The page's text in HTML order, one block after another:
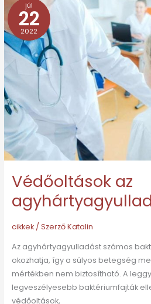
júl
22
2022
Védőoltások az
cikkek/ SzerzőKatalin
Az agyhártyagyulladást számos
okozhatja, így a súlyos betegség
mértékben nem biztosítható. A
legveszélyesebb baktériumfajták
védőoltások,
Védőoltások
az
agyhártyagyulladás
ellen